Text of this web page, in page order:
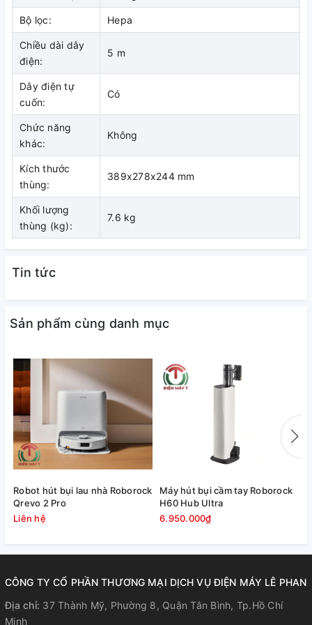
chọn loại máy phù hợp, tránh chọn máy có công suất quá lớn
so với diện tích cần làm sạch vì như thế sẽ gây lãng phí tiền
bạc và điện năng.
Bộ lọc: Hepa
Chiều dài dây
điện:
5 m
Dây điện tự
cuốn:
Có
Chức năng
khác:
Không
Kích thước
thùng:
389x278x244 mm
Khối lượng
thùng (kg):
7.6 kg
Tin tức
Sản phẩm cùng danh mục
Robot hút bụi lau nhà Roborock
Qrevo 2 Pro
Liên hệ
Máy hút bụi cầm tay Roborock
H60 Hub Ultra
6.950.000₫
CÔNG TY CỔ PHẦN THƯƠNG MẠI DỊCH VỤ ĐIỆN MÁY LÊ PHAN
Địa chỉ: 37 Thành Mỹ, Phường 8, Quận Tân Bình, Tp.Hồ Chí
Minh